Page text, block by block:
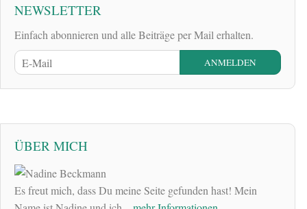
NEWSLETTER
Einfach abonnieren und alle Beiträge per Mail erhalten.
ÜBER MICH
Es freut mich, dass Du meine Seite gefunden hast! Mein